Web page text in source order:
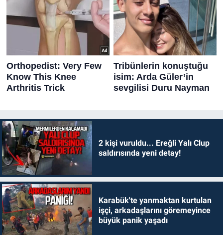
2 kişi vuruldu... Ereğli Yalı Clup
saldırısında yeni detay!
Karabük'te yanmaktan kurtulan
işçi, arkadaşlarını göremeyince
büyük panik yaşadı